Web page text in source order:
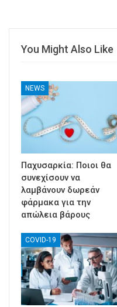
You Might Also Like
NEWS
Παχυσαρκία: Ποιοι θα
συνεχίσουν να
λαμβάνουν δωρεάν
φάρμακα για την
απώλεια βάρους
COVID-19